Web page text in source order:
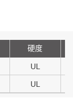
硬度
UL
UL